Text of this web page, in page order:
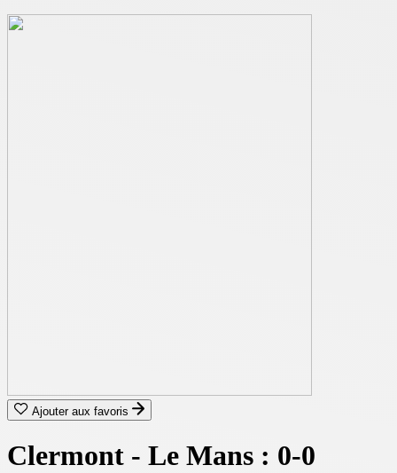
Ajouter aux favoris
Clermont - Le Mans : 0-0